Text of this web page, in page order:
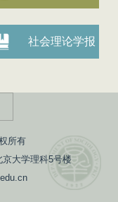
社会理论学报
所有
大学理科5号楼